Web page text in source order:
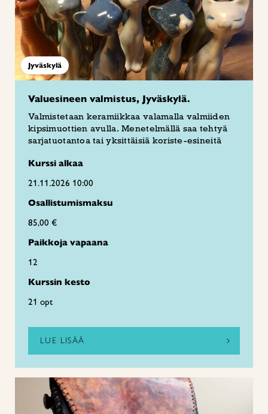
Jyväskylä
Valuesineen valmistus, Jyväskylä.
Valmistetaan keramiikkaa valamalla valmiiden
kipsimuottien avulla. Menetelmällä saa tehtyä
sarjatuotantoa tai yksittäisiä koriste-esineitä
Kurssi alkaa
21.11.2026 10:00
Osallistumismaksu
85,00 €
Paikkoja vapaana
12
Kurssin kesto
21 opt
LUE LISÄÄ